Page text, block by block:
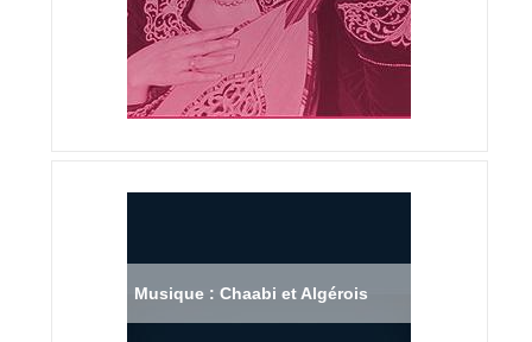
Musique : Chaabi et Algérois